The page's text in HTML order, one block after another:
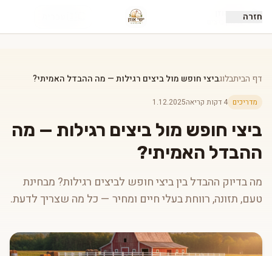
חזרה
דף הביתבלוגביצי חופש מול ביצים רגילות — מה ההבדל האמיתי?
מדריכים 4 דקות קריאה 1.12.2025
ביצי חופש מול ביצים רגילות — מה
ההבדל האמיתי?
מה בדיוק ההבדל בין ביצי חופש לביצים רגילות? מבחינת
טעם, תזונה, רווחת בעלי חיים ומחיר — כל מה שצריך לדעת.